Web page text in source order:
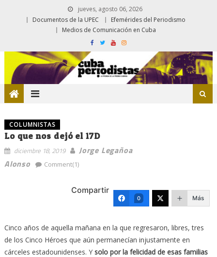
jueves, agosto 06, 2026
Documentos de la UPEC
Efemérides del Periodismo
Medios de Comunicación en Cuba
COLUMNISTAS
Lo que nos dejó el 17D
diciembre 18, 2019
Jorge Legañoa
Alonso
Comment(1)
Compartir
0 Más
Cinco años de aquella mañana en la que regresaron, libres, tres
de los Cinco Héroes que aún permanecían injustamente en
cárceles estadounidenses. Y solo por la felicidad de esas familias